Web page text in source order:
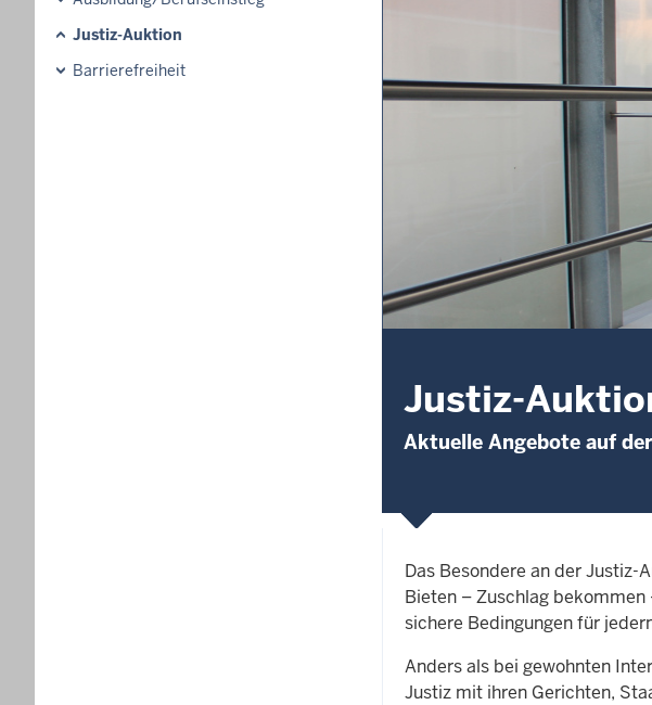
Justiz-Auktion
Barrierefreiheit
Justiz-
Aktuelle Angebote auf
Das Besondere an der Justiz-
Bieten – Zuschlag
sichere Bedingungen für
Anders als bei gewohnten
Justiz mit ihren Gerichten,